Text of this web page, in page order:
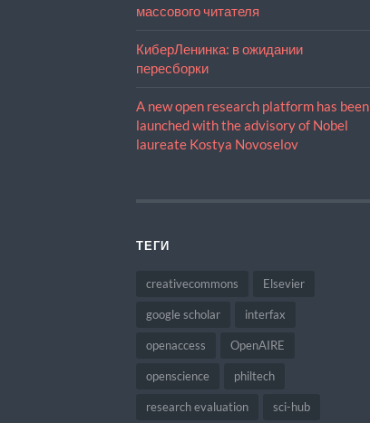
массового читателя
КиберЛенинка: в ожидании
пересборки
A new open research platform has been
launched with the advisory of Nobel
laureate Kostya Novoselov
ТЕГИ
creativecommons Elsevier
google scholar interfax
openaccess OpenAIRE
openscience philtech
research evaluation sci-hub